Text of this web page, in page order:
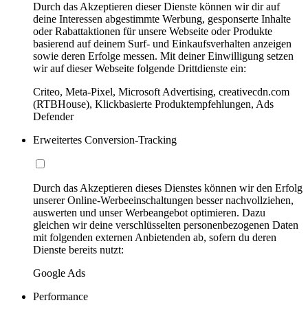
Durch das Akzeptieren dieser Dienste können wir dir auf
deine Interessen abgestimmte Werbung, gesponserte Inhalte
oder Rabattaktionen für unsere Webseite oder Produkte
basierend auf deinem Surf- und Einkaufsverhalten anzeigen
sowie deren Erfolge messen. Mit deiner Einwilligung setzen
wir auf dieser Webseite folgende Drittdienste ein:
Criteo, Meta-Pixel, Microsoft Advertising, creativecdn.com
(RTBHouse), Klickbasierte Produktempfehlungen, Ads
Defender
Erweitertes Conversion-Tracking
Durch das Akzeptieren dieses Dienstes können wir den Erfolg
unserer Online-Werbeeinschaltungen besser nachvollziehen,
auswerten und unser Werbeangebot optimieren. Dazu
gleichen wir deine verschlüsselten personenbezogenen Daten
mit folgenden externen Anbietenden ab, sofern du deren
Dienste bereits nutzt:
Google Ads
Performance